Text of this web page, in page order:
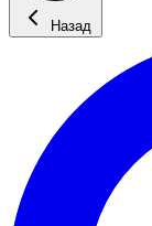
Назад